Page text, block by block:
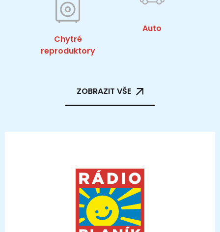
Chytré
reproduktory
Auto
ZOBRAZIT VŠE